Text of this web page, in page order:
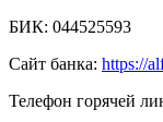
БИК: 044525593
Сайт банка: https://
Телефон горячей